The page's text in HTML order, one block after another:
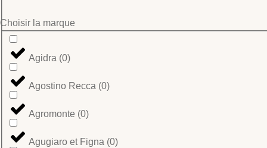
Choisir la marque
Agidra (0)
Agostino Recca (0)
Agromonte (0)
Agugiaro et Figna (0)